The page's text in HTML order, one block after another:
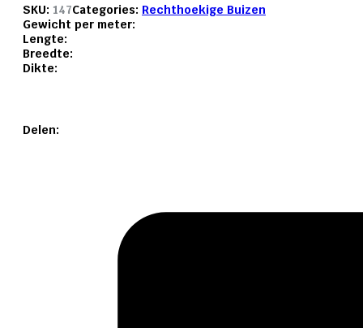
SKU: 147Categories: Rechthoekige Buizen
Gewicht per meter:
Lengte:
Breedte:
Dikte:
Delen: